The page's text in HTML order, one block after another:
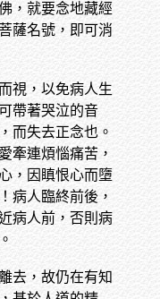
，就要念地藏經
薩名號，即可消
視，以免病人生
帶著哭泣的音
而失去正念也。
牽連煩惱痛苦，
，因瞋恨心而墮
病人臨終前後，
病人前，否則病
去，故仍在有知